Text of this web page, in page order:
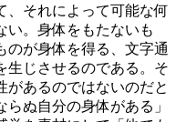
、それによって可能な何
い。身体をもたないも
のが身体を得る、文字通
生じさせるのである。そ
があるのではないのだと
ぬ自分の身体がある」